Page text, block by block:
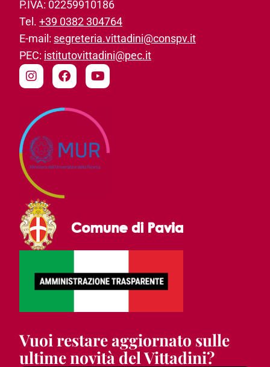
P.IVA: 02259910186­
Tel. +39 0382 304764
E-mail: segreteria.vittadini@conspv.it
PEC: istitutovittadini@pec.it
Vuoi restare aggiornato sulle
ultime novità del Vittadini?